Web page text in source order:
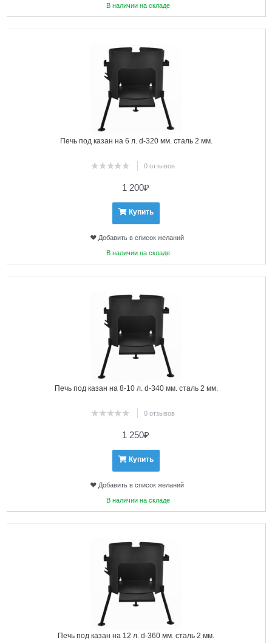
В наличии на складе
Печь под казан на 6 л. d-320 мм. сталь 2 мм.
0 отзывов
1 200₽
Купить
Добавить в список желаний
В наличии на складе
Печь под казан на 8-10 л. d-340 мм. сталь 2 мм.
0 отзывов
1 250₽
Купить
Добавить в список желаний
В наличии на складе
Печь под казан на 12 л. d-360 мм. сталь 2 мм.